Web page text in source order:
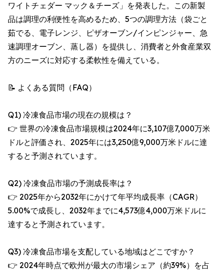
ワイトチェダー マック＆チーズ」を発表した。この新製
品は調理の利便性を高めるため、5つの調理方法（袋ごと
茹でる、電子レンジ、ピザオーブン/インピンジャー、急
速調理オーブン、蒸し器）を提供し、消費者と外食産業双
方のニーズに対応する柔軟性を備えている。
📝 よくある質問（FAQ）
Q1) 冷凍食品市場の現在の規模は？
👉 世界の冷凍食品市場規模は2024年に3,107億7,000万米
ドルと評価され、2025年には3,250億9,000万米ドルに達
すると予測されています。
Q2) 冷凍食品市場の予測成長率は？
👉 2025年から2032年にかけて年平均成長率（CAGR）
5.00%で成長し、2032年までに4,573億4,000万米ドルに
達すると予測されています。
Q3) 冷凍食品市場を支配している地域はどこですか？
👉 2024年時点で欧州が最大の市場シェア（約39%）を占